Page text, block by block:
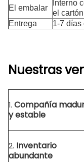
El embalar
Interno
el cartón
Entrega
1-7 días
Nuestras
1. Compañía
y estable
2. Inventario
abundante